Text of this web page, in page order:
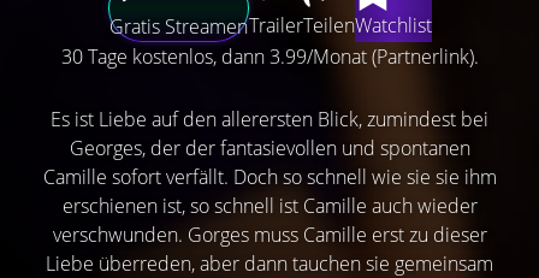
Gratis StreamenTrailerTeilenWatchlist
30 Tage kostenlos, dann 3.99/Monat (Partnerlink).
Es ist Liebe auf den allerersten Blick, zumindest bei
Georges, der der fantasievollen und spontanen
Camille sofort verfällt. Doch so schnell wie sie sie ihm
erschienen ist, so schnell ist Camille auch wieder
verschwunden. Gorges muss Camille erst zu dieser
Liebe überreden, aber dann tauchen sie gemeinsam